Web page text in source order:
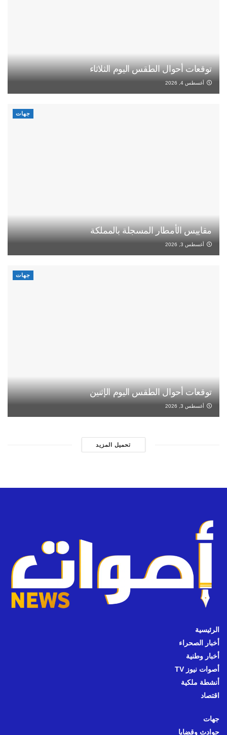
توقعات أحوال الطقس اليوم الثلاثاء
أغسطس 4, 2026
جهات
مقاييس الأمطار المسجلة بالمملكة
أغسطس 3, 2026
جهات
توقعات أحوال الطقس اليوم الإثنين
أغسطس 3, 2026
تحميل المزيد
الرئيسية
أخبار الصحراء
أخبار وطنية
أصوات نيوز TV
أنشطة ملكية
اقتصاد
جهات
حوادث وقضايا